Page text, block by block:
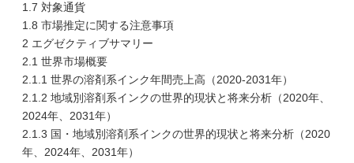
1.7 対象通貨
1.8 市場推定に関する注意事項
2 エグゼクティブサマリー
2.1 世界市場概要
2.1.1 世界の溶剤系インク年間売上高（2020-2031年）
2.1.2 地域別溶剤系インクの世界的現状と将来分析（2020年、
2024年、2031年）
2.1.3 国・地域別溶剤系インクの世界的現状と将来分析（2020
年、2024年、2031年）